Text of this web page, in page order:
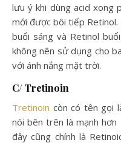
lưu ý khi dùng acid xong
mới được bôi tiếp Retinol.
buổi sáng và Retinol
không nên sử dụng cho
với ánh nắng mặt trời.
C/ Tretinoin
Tretinoin còn có tên gọi
nói bên trên là mạnh
đây cũng chính là